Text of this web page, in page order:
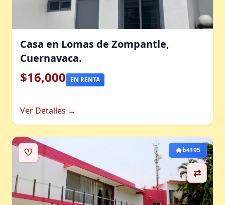
Casa en Lomas de Zompantle,
Cuernavaca.
$16,000 EN RENTA
Ver Detalles →
♡
⇄
b4195